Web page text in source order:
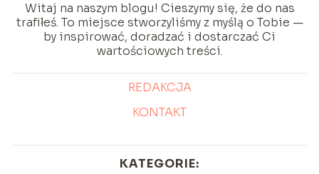
Witaj na naszym blogu! Cieszymy się, że do nas
trafiłeś. To miejsce stworzyliśmy z myślą o Tobie —
by inspirować, doradzać i dostarczać Ci
wartościowych treści.
REDAKCJA
KONTAKT
KATEGORIE: